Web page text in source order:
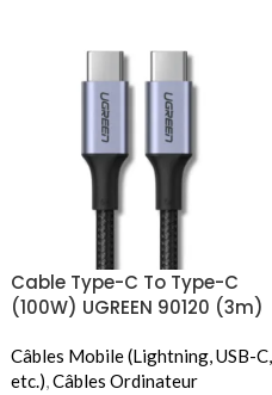
Cable Type-C To Type-C
(100W) UGREEN 90120 (3m)
Câbles Mobile (Lightning, USB-C,
etc.),Câbles Ordinateur